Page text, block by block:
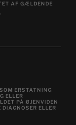
AF GÆLDENDE
.
ERSTATNING
ELLER
PÅ ØJENVIDEN
ELLER